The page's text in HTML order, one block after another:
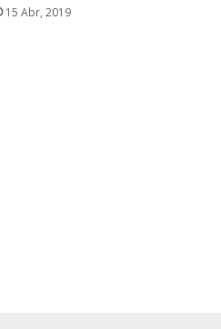
15 Abr, 2019